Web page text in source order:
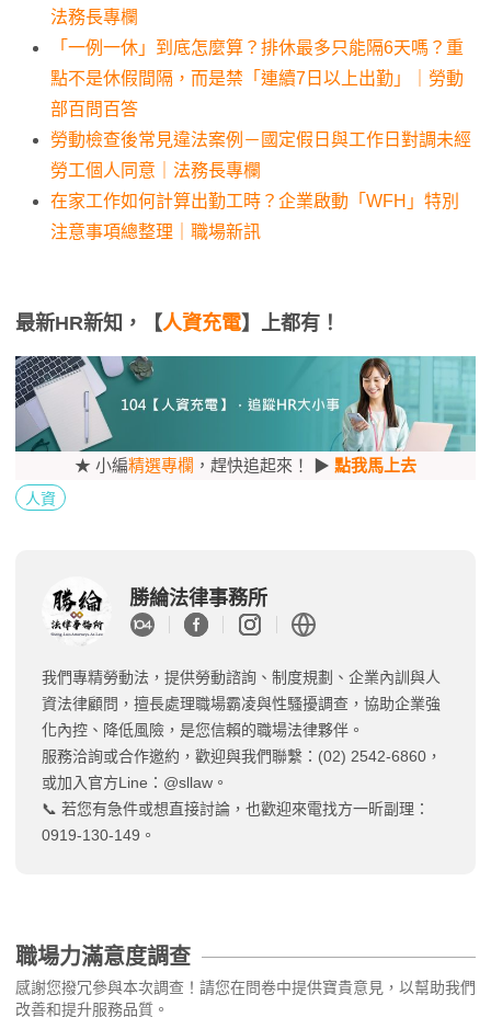
法務長專欄
「一例一休」到底怎麼算？排休最多只能隔6天嗎？重
點不是休假間隔，而是禁「連續7日以上出勤」｜勞動
部百問百答
勞動檢查後常見違法案例－國定假日與工作日對調未經
勞工個人同意｜法務長專欄
在家工作如何計算出勤工時？企業啟動「WFH」特別
注意事項總整理｜職場新訊
最新HR新知，【人資充電】上都有！
★ 小編精選專欄 ，趕快追起來！ ▶ 點我馬上去
人資
勝綸法律事務所
我們專精勞動法，提供勞動諮詢、制度規劃、企業內訓與人
資法律顧問，擅長處理職場霸凌與性騷擾調查，協助企業強
化內控、降低風險，是您信賴的職場法律夥伴。
服務洽詢或合作邀約，歡迎與我們聯繫：(02) 2542-6860，
或加入官方Line：@sllaw。
📞 若您有急件或想直接討論，也歡迎來電找方一昕副理：
0919-130-149。
職場力滿意度調查
感謝您撥冗參與本次調查！請您在問卷中提供寶貴意見，以幫助我們
改善和提升服務品質。